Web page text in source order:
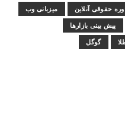
حقوقی آنلاین میزبانی وب
پیش بینی بازارها
گوگل